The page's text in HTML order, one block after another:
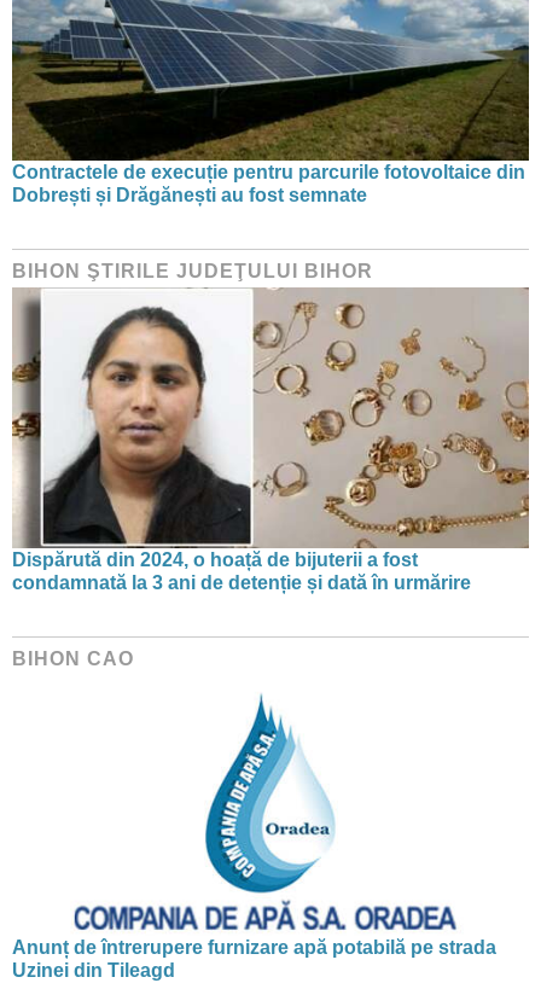
Contractele de execuție pentru parcurile fotovoltaice din
Dobrești și Drăgănești au fost semnate
BIHON ŞTIRILE JUDEŢULUI BIHOR
Dispărută din 2024, o hoață de bijuterii a fost
condamnată la 3 ani de detenție și dată în urmărire
BIHON CAO
Anunț de întrerupere furnizare apă potabilă pe strada
Uzinei din Tileagd